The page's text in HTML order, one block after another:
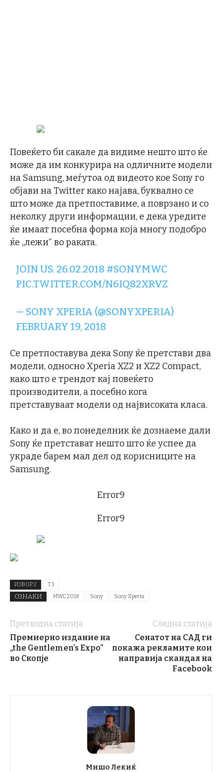
Повеќето би сакале да видиме нешто што ќе
може да им конкурира на одличните модели
на Samsung, меѓутоа од видеото кое Sony го
објави на Twitter како најава, буквално се
што може да претпоставиме, а поврзано и со
неколку други информации, е дека уредите
ќе имаат посебна форма која многу подобро
ќе „лежи“ во раката.
JOIN US. 26.02.2018 #SONYMWC
PIC.TWITTER.COM/N6IQ82XRVZ
— SONY XPERIA (@SONYXPERIA)
FEBRUARY 19, 2018
Се претпоставува дека Sony ќе претстави два
модели, односно Xperia XZ2 и XZ2 Compact,
како што е трендот кај повеќето
производители, а посебно кога
претставуваат модели од највисоката класа.
Како и да е, во понеделник ќе дознаеме дали
Sony ќе претстават нешто што ќе успее да
украде барем мал дел од корисниците на
Samsung.
Error9
Error9
ИЗВОР 2 T3
ОЗНАКИ MWC 2018 Sony Sony Xperia
Претходна статија
Премиерно издание на
„the Gentlemen’s Expo“
во Скопје
Следна статија
Сенатот на САД ги
покажа рекламите кои
направија скандал на
Facebook
Мишо Лекиќ